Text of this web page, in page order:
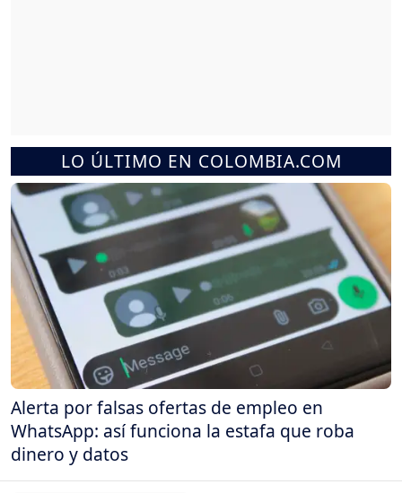
LO ÚLTIMO EN COLOMBIA.COM
Alerta por falsas ofertas de empleo en
WhatsApp: así funciona la estafa que roba
dinero y datos